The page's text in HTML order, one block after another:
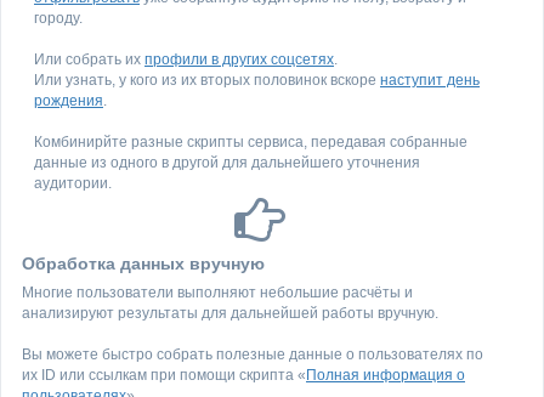
городу.
Или собрать их профили в других соцсетях.
Или узнать, у кого из их вторых половинок вскоре наступит день
рождения.
Комбинирйте разные скрипты сервиса, передавая собранные
данные из одного в другой для дальнейшего уточнения
аудитории.
Обработка данных вручную
Многие пользователи выполняют небольшие расчёты и
анализируют результаты для дальнейшей работы вручную.
Вы можете быстро собрать полезные данные о пользователях по
их ID или ссылкам при помощи скрипта « Полная информация о